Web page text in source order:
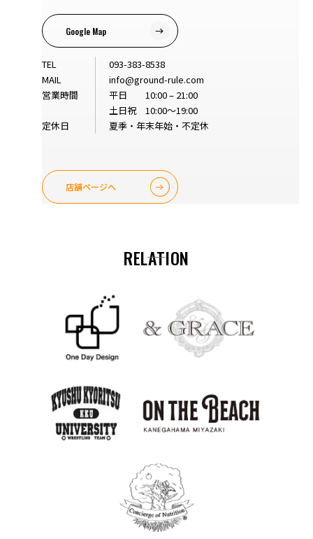
Google Map
TEL
093-383-8538
MAIL
info@ground-rule.com
営業時間
平日 10:00 – 21:00
土日祝 10:00～19:00
定休日
夏季・年末年始・不定休
店舗ページへ
RELATION